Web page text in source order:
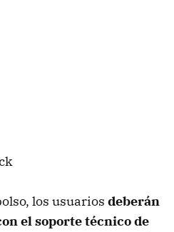
los usuarios deberán
el soporte técnico de